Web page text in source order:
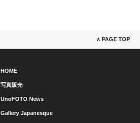
∧ PAGE TOP
HOME
写真販売
UnoFOTO News
Gallery Japanesque